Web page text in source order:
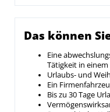
Das können
Eine
Tätigkeit in
Urlaubs- und
Ein
Bis zu 30 Tage